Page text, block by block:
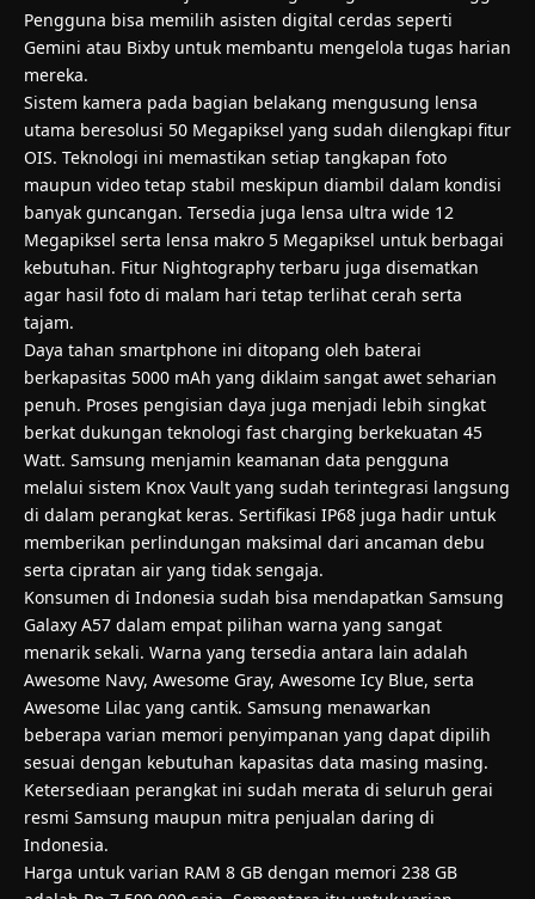
rekaman suara menjadi teks dengan tingkat akurasi tinggi.
Pengguna bisa memilih asisten digital cerdas seperti
Gemini atau Bixby untuk membantu mengelola tugas harian
mereka.
Sistem kamera pada bagian belakang mengusung lensa
utama beresolusi 50 Megapiksel yang sudah dilengkapi fitur
OIS. Teknologi ini memastikan setiap tangkapan foto
maupun video tetap stabil meskipun diambil dalam kondisi
banyak guncangan. Tersedia juga lensa ultra wide 12
Megapiksel serta lensa makro 5 Megapiksel untuk berbagai
kebutuhan. Fitur Nightography terbaru juga disematkan
agar hasil foto di malam hari tetap terlihat cerah serta
tajam.
Daya tahan smartphone ini ditopang oleh baterai
berkapasitas 5000 mAh yang diklaim sangat awet seharian
penuh. Proses pengisian daya juga menjadi lebih singkat
berkat dukungan teknologi fast charging berkekuatan 45
Watt. Samsung menjamin keamanan data pengguna
melalui sistem Knox Vault yang sudah terintegrasi langsung
di dalam perangkat keras. Sertifikasi IP68 juga hadir untuk
memberikan perlindungan maksimal dari ancaman debu
serta cipratan air yang tidak sengaja.
Konsumen di Indonesia sudah bisa mendapatkan Samsung
Galaxy A57 dalam empat pilihan warna yang sangat
menarik sekali. Warna yang tersedia antara lain adalah
Awesome Navy, Awesome Gray, Awesome Icy Blue, serta
Awesome Lilac yang cantik. Samsung menawarkan
beberapa varian memori penyimpanan yang dapat dipilih
sesuai dengan kebutuhan kapasitas data masing masing.
Ketersediaan perangkat ini sudah merata di seluruh gerai
resmi Samsung maupun mitra penjualan daring di
Harga untuk varian RAM 8 GB dengan memori 238 GB